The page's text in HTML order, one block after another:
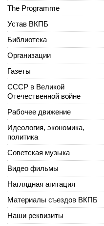
The Programme
Устав ВКПБ
Библиотека
Организации
Газеты
СССР в Великой
Отечественной войне
Рабочее движение
Идеология, экономика,
политика
Советская музыка
Видео фильмы
Наглядная агитация
Материалы съездов ВКПБ
Наши реквизиты